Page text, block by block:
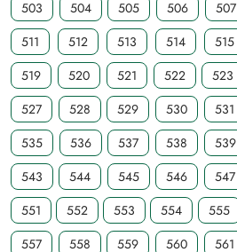
503 504 505 506 507
511
512 513 514 515
519
520 521 522 523
527
528 529 530 531
535
536 537 538 539
543
544 545 546 547
551
552 553 554 555
557
558 559 560 561